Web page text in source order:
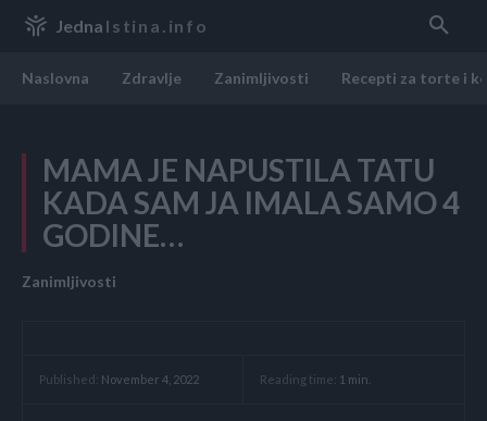
Jedna Istina.info
Naslovna Zdravlje Zanimljivosti Recepti za torte i
MAMA JE NAPUSTILA TATU
KADA SAM JA IMALA SAMO 4
GODINE…
Zanimljivosti
Published: November 4, 2022 Reading time: 1 min.